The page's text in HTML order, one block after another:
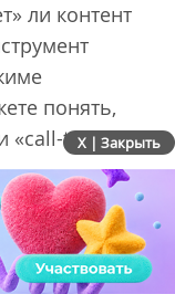
ли контент
понять,
«call-to-X | Закрыть